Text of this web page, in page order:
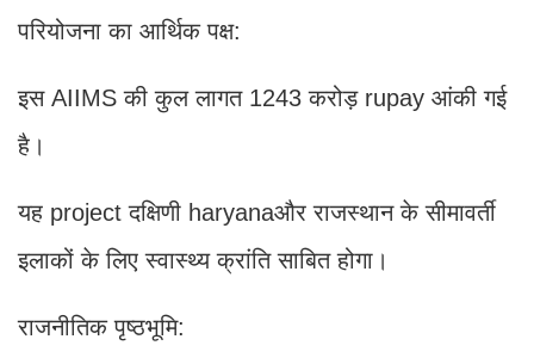
परियोजना का आर्थिक पक्ष:
इस AIIMS की कुल लागत 1243 करोड़ rupay आंकी गई
है।
यह project दक्षिणी haryanaऔर राजस्थान के सीमावर्ती
इलाकों के लिए स्वास्थ्य क्रांति साबित होगा।
राजनीतिक पृष्ठभूमि: